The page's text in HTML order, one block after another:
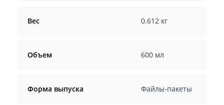
Вес 0.612 кг
Объем 600 мл
Форма выпуска Файлы-пакеты